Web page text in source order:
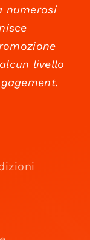
numerosi
livello